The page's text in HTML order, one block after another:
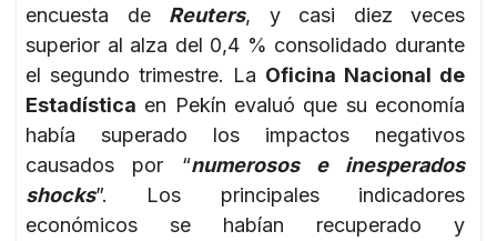
encuesta de Reuters, y casi diez veces
superior al alza del 0,4 % consolidado durante
el segundo trimestre. La Oficina Nacional de
Estadística en Pekín evaluó que su economía
había superado los impactos negativos
causados por “numerosos e inesperados
shocks”. Los principales indicadores
económicos se habían recuperado y